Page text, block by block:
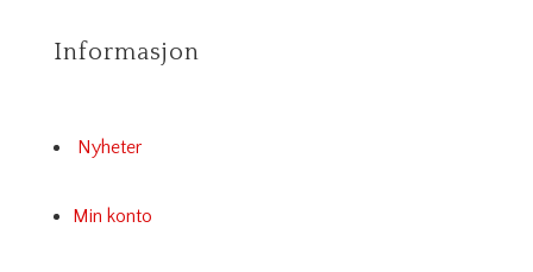
Informasjon
Nyheter
Min konto